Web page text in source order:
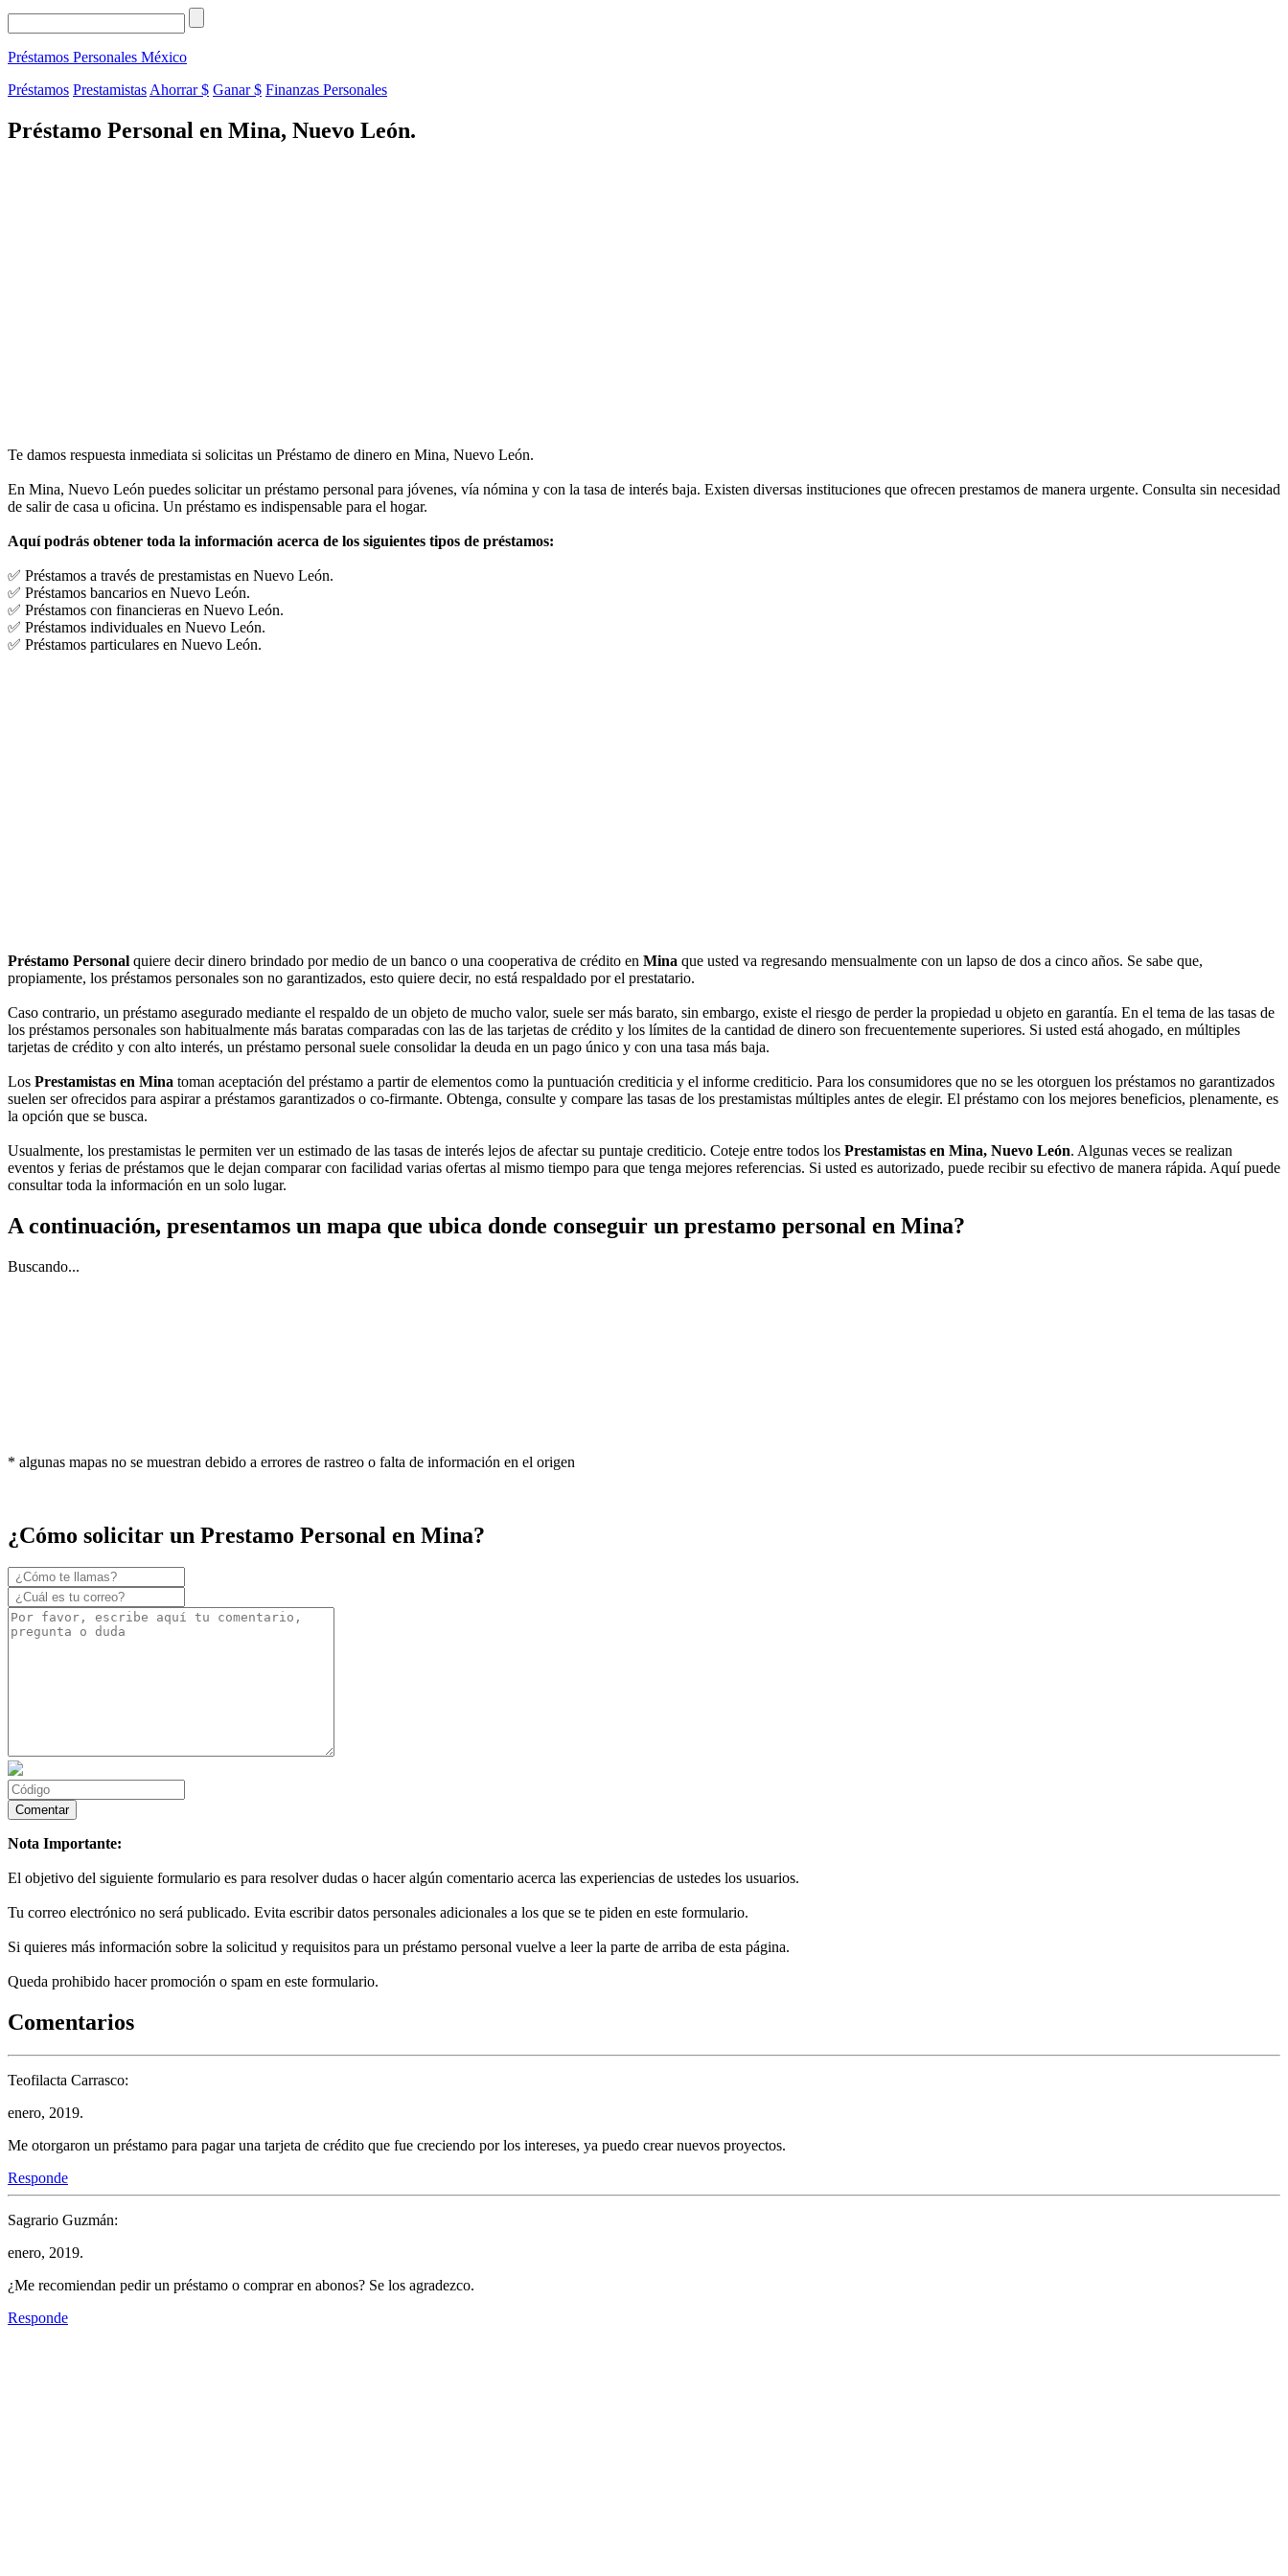
Préstamos Personales México
Préstamos Prestamistas Ahorrar $ Ganar $ Finanzas Personales
Préstamo Personal en Mina, Nuevo León.
Te damos respuesta inmediata si solicitas un Préstamo de dinero en Mina, Nuevo León.
En Mina, Nuevo León puedes solicitar un préstamo personal para jóvenes, vía nómina y con la tasa de interés baja. Existen diversas instituciones que ofrecen prestamos de manera urgente. Consulta sin necesidad
de salir de casa u oficina. Un préstamo es indispensable para el hogar.
Aquí podrás obtener toda la información acerca de los siguientes tipos de préstamos:
✅ Préstamos a través de prestamistas en Nuevo León.
✅ Préstamos bancarios en Nuevo León.
✅ Préstamos con financieras en Nuevo León.
✅ Préstamos individuales en Nuevo León.
✅ Préstamos particulares en Nuevo León.
Préstamo Personal quiere decir dinero brindado por medio de un banco o una cooperativa de crédito en Mina que usted va regresando mensualmente con un lapso de dos a cinco años. Se sabe que,
propiamente, los préstamos personales son no garantizados, esto quiere decir, no está respaldado por el prestatario.
Caso contrario, un préstamo asegurado mediante el respaldo de un objeto de mucho valor, suele ser más barato, sin embargo, existe el riesgo de perder la propiedad u objeto en garantía. En el tema de las tasas de
los préstamos personales son habitualmente más baratas comparadas con las de las tarjetas de crédito y los límites de la cantidad de dinero son frecuentemente superiores. Si usted está ahogado, en múltiples
tarjetas de crédito y con alto interés, un préstamo personal suele consolidar la deuda en un pago único y con una tasa más baja.
Los Prestamistas en Mina toman aceptación del préstamo a partir de elementos como la puntuación crediticia y el informe crediticio. Para los consumidores que no se les otorguen los préstamos no garantizados
suelen ser ofrecidos para aspirar a préstamos garantizados o co-firmante. Obtenga, consulte y compare las tasas de los prestamistas múltiples antes de elegir. El préstamo con los mejores beneficios, plenamente, es
la opción que se busca.
Usualmente, los prestamistas le permiten ver un estimado de las tasas de interés lejos de afectar su puntaje crediticio. Coteje entre todos los Prestamistas en Mina, Nuevo León. Algunas veces se realizan
eventos y ferias de préstamos que le dejan comparar con facilidad varias ofertas al mismo tiempo para que tenga mejores referencias. Si usted es autorizado, puede recibir su efectivo de manera rápida. Aquí puede
consultar toda la información en un solo lugar.
A continuación, presentamos un mapa que ubica donde conseguir un prestamo personal en Mina?
Buscando...
* algunas mapas no se muestran debido a errores de rastreo o falta de información en el origen
¿Cómo solicitar un Prestamo Personal en Mina?
Nota Importante:
El objetivo del siguiente formulario es para resolver dudas o hacer algún comentario acerca las experiencias de ustedes los usuarios.
Tu correo electrónico no será publicado. Evita escribir datos personales adicionales a los que se te piden en este formulario.
Si quieres más información sobre la solicitud y requisitos para un préstamo personal vuelve a leer la parte de arriba de esta página.
Queda prohibido hacer promoción o spam en este formulario.
Comentarios
Teofilacta Carrasco:
enero, 2019.
Me otorgaron un préstamo para pagar una tarjeta de crédito que fue creciendo por los intereses, ya puedo crear nuevos proyectos.
Responde
Sagrario Guzmán:
enero, 2019.
¿Me recomiendan pedir un préstamo o comprar en abonos? Se los agradezco.
Responde